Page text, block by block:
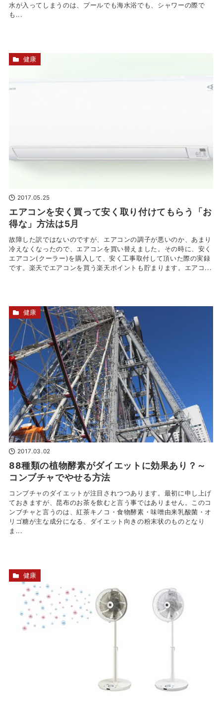
水が入ってしまうのは、プールでも海水浴でも、シャワーの際で
も...
2017.05.25
エアコンを安く買って安く取り付けてもらう「お
得な」方法は5月
故障した訳ではないのですが、エアコンの調子が悪いのか、あまり
冷えなくなったので、エアコンを買い替えました。その時に、安く
エアコン(クーラー)を購入して、安く工事取付して頂いた際の実録
です。楽天でエアコンを買う楽天ポイントも貯まります。エアコ...
健康
2017.03.02
88種類の植物酵素がダイエットに効果あり？～
コンブチャでやせる方法
コンブチャのダイエットが注目されつつあります。最初に申し上げ
ておきますが、昆布のお茶を飲むと言う事ではありません。このコ
ンブチャと言うのは、紅茶キノコ・食物酵素・味噌由来乳酸菌・オ
リゴ糖が主な成分になる、ダイエット向きの粉末状のものとなり
ま...
健康
健康